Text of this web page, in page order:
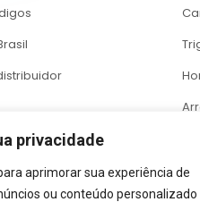
privacidade
aprimorar sua experiência de
ou conteúdo personalizado